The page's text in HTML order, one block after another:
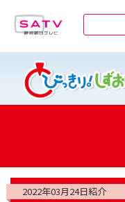
2022年03月24日紹介